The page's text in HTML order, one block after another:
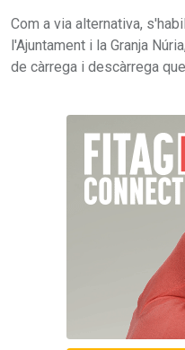
Com a via alternativa,
l'Ajuntament i la Granja
de càrrega i descàrrega